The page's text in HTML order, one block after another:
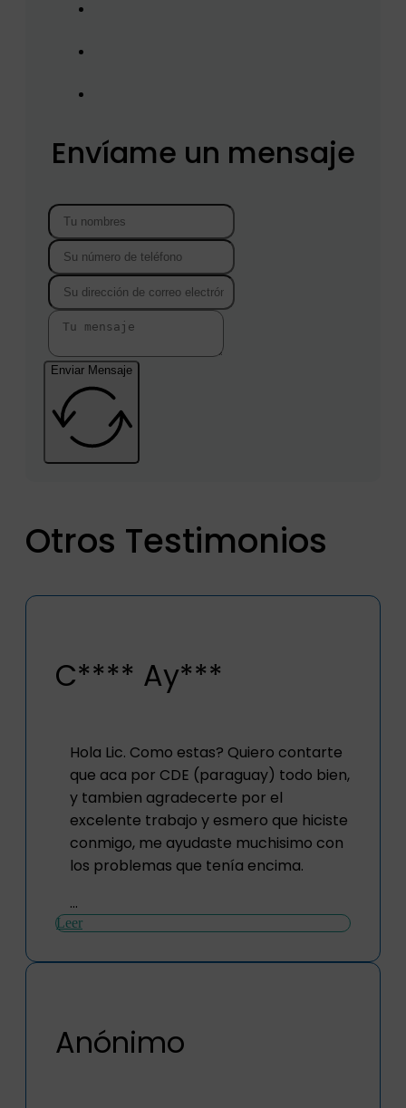
Envíame un mensaje
Enviar Mensaje
Otros Testimonios
C**** Ay***
Hola Lic. Como estas? Quiero contarte
que aca por CDE (paraguay) todo bien,
y tambien agradecerte por el
excelente trabajo y esmero que hiciste
conmigo, me ayudaste muchisimo con
los problemas que tenía encima.
...
Leer
Anónimo